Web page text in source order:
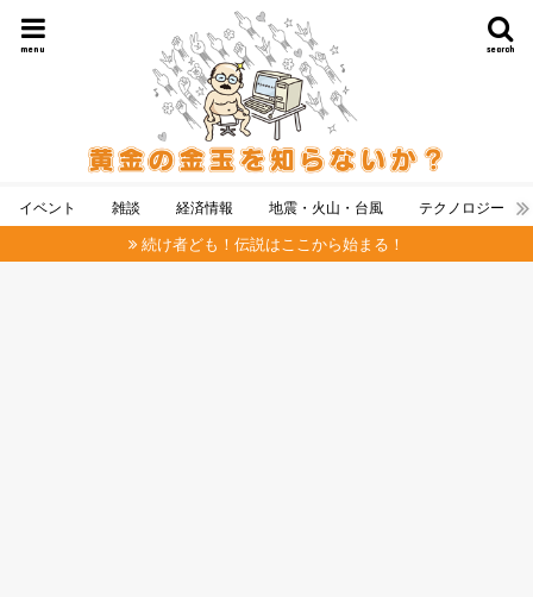
search
menu
イベント 雑談 経済情報 地震・火山・台風 テクノロジー
続け者ども！伝説はここから始まる！